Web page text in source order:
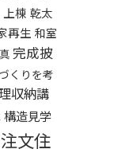
上棟 乾太
再生 和室
完成披
くりを考
収納講
構造見学
注文住